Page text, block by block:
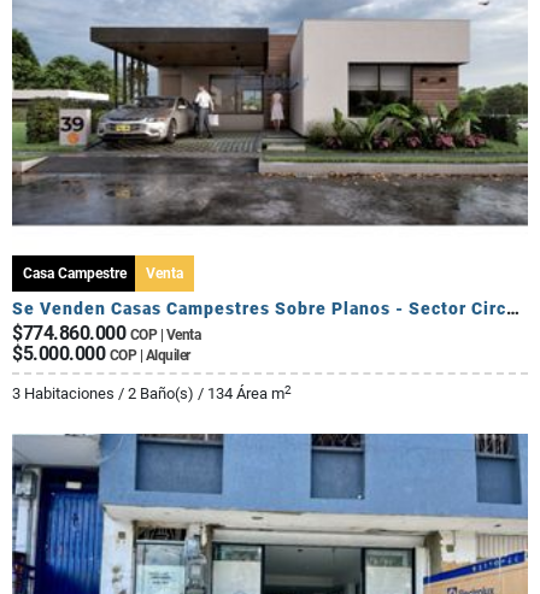
Casa Campestre Venta
Se Venden Casas Campestres Sobre Planos - Sector Circasia
$774.860.000 COP | Venta
$5.000.000 COP | Alquiler
3 Habitaciones / 2 Baño(s) / 134 Área m2